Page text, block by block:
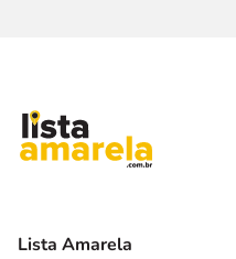
Lista Amarela